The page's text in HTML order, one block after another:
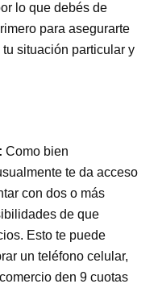
lo que debés de
para asegurarte
situación particular y
Como bien
te da acceso
con dos o más
de que
Esto te puede
un teléfono celular,
den 9 cuotas